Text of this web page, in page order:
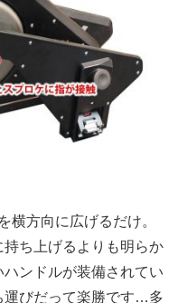
横方向に広げるだけ。
ち上げるよりも明らか
ンドルが装備されてい
運びだって楽勝です…多